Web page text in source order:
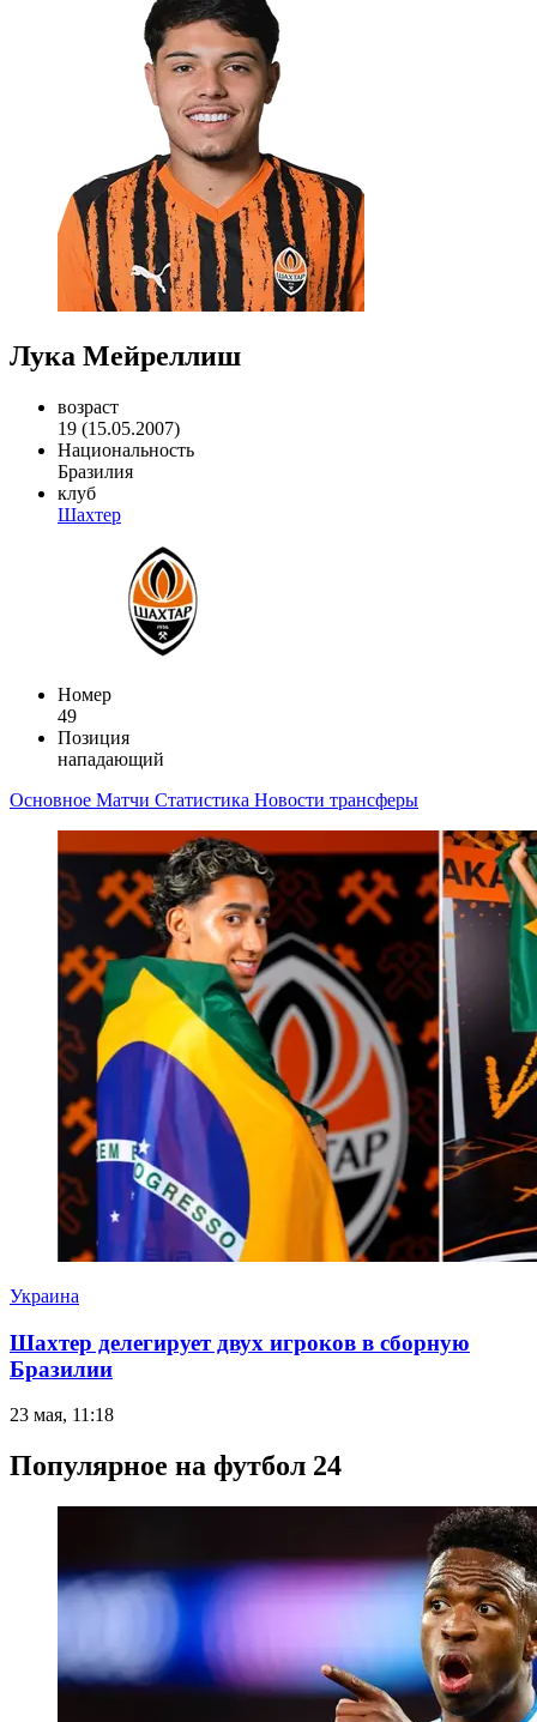
Лука Мейреллиш
возраст
19 (15.05.2007)
Национальность
Бразилия
клуб
Шахтер
Номер
49
Позиция
нападающий
Основное Матчи Статистика Новости трансферы
Украина
Шахтер делегирует двух игроков в сборную
Бразилии
23 мая, 11:18
Популярное на футбол 24